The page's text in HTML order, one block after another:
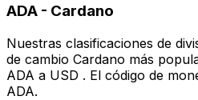
ADA - Cardano
Nuestras clasificaciones de
de cambio Cardano más
ADA a USD . El código de
ADA.